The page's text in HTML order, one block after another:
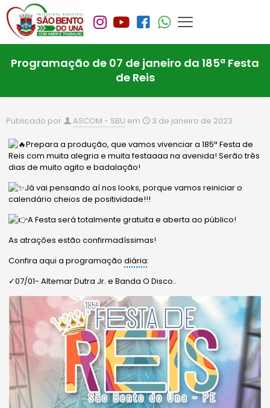
Programação de 07 de janeiro da 185ª Festa
de Reis
Publicado por ASCOM - SBU em 3 de janeiro de 2023
Prepara a produção, que vamos vivenciar a 185ª Festa de
Reis com muita alegria e muita festaaaa na avenida! Serão três
dias de muito agito e badalação!
Já vai pensando aí nos looks, porque vamos reiniciar o
calendário cheios de positividade!!!
A Festa será totalmente gratuita e aberta ao público!
Asatrações estão confirmadíssimas!
Confira aqui a programaçãodiária:
✓07/01- Altemar Dutra Jr. e Banda O Disco..